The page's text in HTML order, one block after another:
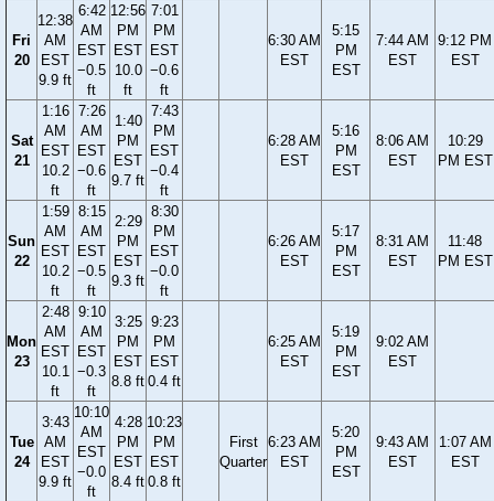
Fri
20
12:38
AM
EST
9.9 ft
6:42
AM
EST
−0.5
ft
12:56
PM
EST
10.0
ft
7:01
PM
EST
−0.6
ft
6:30 AM
EST
5:15
PM
EST
7:44 AM
EST
9:12 PM
EST
Sat
21
1:16
AM
EST
10.2
ft
7:26
AM
EST
−0.6
ft
1:40
PM
EST
9.7 ft
7:43
PM
EST
−0.4
ft
6:28 AM
EST
5:16
PM
EST
8:06 AM
EST
10:29
PM EST
Sun
22
1:59
AM
EST
10.2
ft
8:15
AM
EST
−0.5
ft
2:29
PM
EST
9.3 ft
8:30
PM
EST
−0.0
ft
6:26 AM
EST
5:17
PM
EST
8:31 AM
EST
11:48
PM EST
Mon
23
2:48
AM
EST
10.1
ft
9:10
AM
EST
−0.3
ft
3:25
PM
EST
8.8 ft
9:23
PM
EST
0.4 ft
6:25 AM
EST
5:19
PM
EST
9:02 AM
EST
Tue
24
3:43
AM
EST
9.9 ft
10:10
AM
EST
−0.0
ft
4:28
PM
EST
8.4 ft
10:23
PM
EST
0.8 ft
First
Quarter
6:23 AM
EST
5:20
PM
EST
9:43 AM
EST
1:07 AM
EST